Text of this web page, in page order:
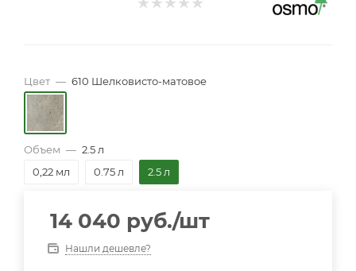
Цвет — 610 Шелковисто-матовое
Объем — 2.5 л
0,22 мл
0.75 л 2.5 л
14 040 руб./шт
Нашли дешевле?